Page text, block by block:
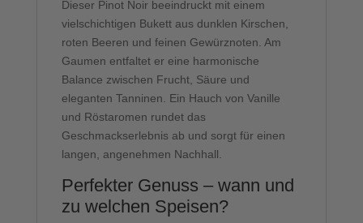
Dieser Pinot Noir beeindruckt mit einem
vielschichtigen Bukett aus dunklen Kirschen,
roten Beeren und feinen Gewürznoten. Am
Gaumen entfaltet er eine harmonische
Balance zwischen Frucht, Säure und
eleganten Tanninen. Ein Hauch von Vanille
und Röstaromen rundet das
Geschmackserlebnis ab und sorgt für einen
langen, angenehmen Nachhall.
Perfekter Genuss – wann und
zu welchen Speisen?